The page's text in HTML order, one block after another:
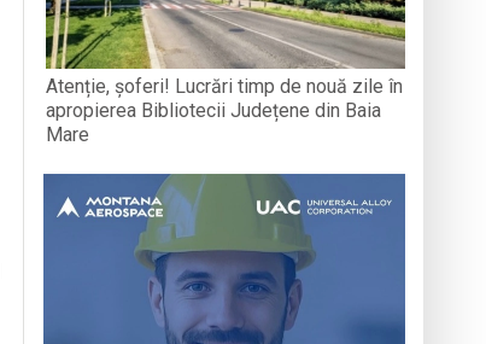
Atenție, șoferi! Lucrări timp de nouă zile în
apropierea Bibliotecii Județene din Baia
Mare